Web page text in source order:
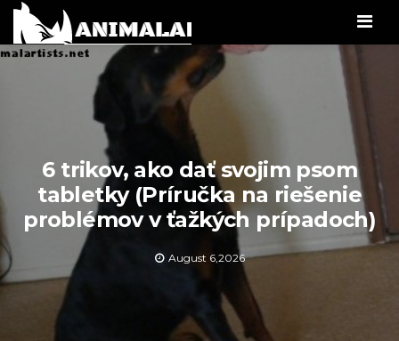
6 trikov, ako dať svojim psom
tabletky (Príručka na riešenie
problémov v ťažkých prípadoch)
August 6,2026